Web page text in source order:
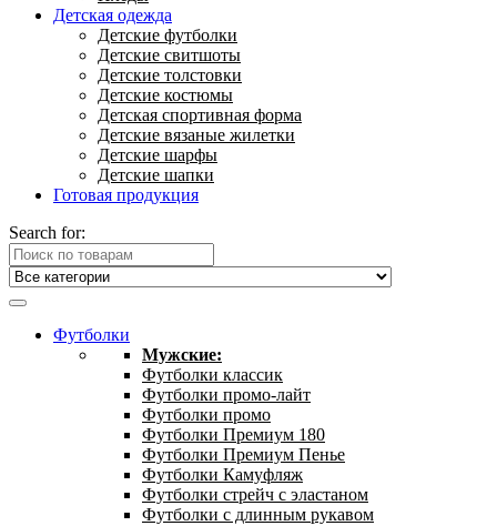
Детская одежда
Детские футболки
Детские свитшоты
Детские толстовки
Детские костюмы
Детская спортивная форма
Детские вязаные жилетки
Детские шарфы
Детские шапки
Готовая продукция
Search for:
Футболки
Мужские:
Футболки классик
Футболки промо-лайт
Футболки промо
Футболки Премиум 180
Футболки Премиум Пенье
Футболки Камуфляж
Футболки стрейч с эластаном
Футболки с длинным рукавом